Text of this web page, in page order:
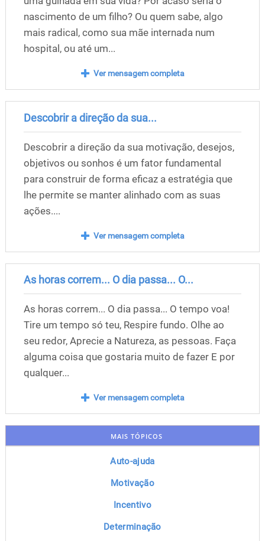
nascimento de um filho? Ou quem sabe, algo
mais radical, como sua mãe internada num
hospital, ou até um...
Ver mensagem completa
Descobrir a direção da sua...
Descobrir a direção da sua motivação, desejos,
objetivos ou sonhos é um fator fundamental
para construir de forma eficaz a estratégia que
lhe permite se manter alinhado com as suas
ações....
Ver mensagem completa
As horas correm... O dia passa... O...
As horas correm... O dia passa... O tempo voa!
Tire um tempo só teu, Respire fundo. Olhe ao
seu redor, Aprecie a Natureza, as pessoas. Faça
alguma coisa que gostaria muito de fazer E por
qualquer...
Ver mensagem completa
MAIS TÓPICOS
Auto-ajuda
Motivação
Incentivo
Determinação